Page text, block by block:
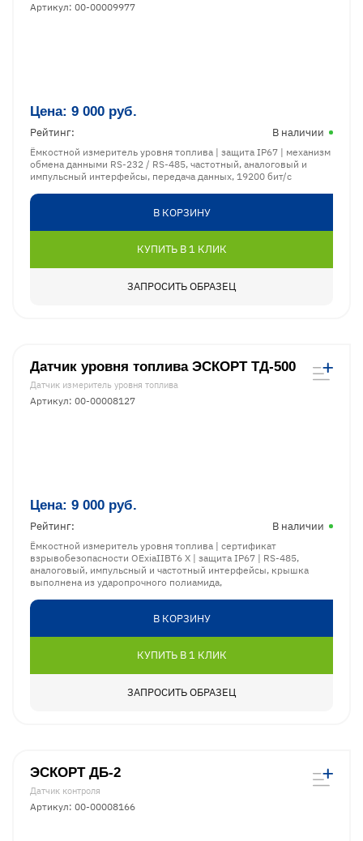
Артикул: 00-00009977
Цена: 9 000 руб.
Рейтинг: В наличии
Ёмкостной измеритель уровня топлива | защита IP67 | механизм
обмена данными RS-232 / RS-485, частотный, аналоговый и
импульсный интерфейсы, передача данных, 19200 бит/с
В КОРЗИНУ
КУПИТЬ В 1 КЛИК
ЗАПРОСИТЬ ОБРАЗЕЦ
Датчик уровня топлива ЭСКОРТ ТД-500
Датчик измеритель уровня топлива
Артикул: 00-00008127
Цена: 9 000 руб.
Рейтинг: В наличии
Ёмкостной измеритель уровня топлива | сертификат
взрывобезопасности OExiaIIBT6 X | защита IP67 | RS-485,
аналоговый, импульсный и частотный интерфейсы, крышка
выполнена из ударопрочного полиамида,
В КОРЗИНУ
КУПИТЬ В 1 КЛИК
ЗАПРОСИТЬ ОБРАЗЕЦ
ЭСКОРТ ДБ-2
Датчик контроля
Артикул: 00-00008166